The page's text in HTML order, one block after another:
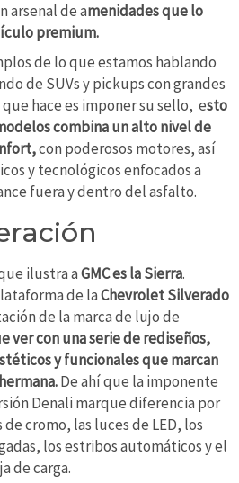
arsenal de amenidades que lo
premium.
de lo que estamos hablando
de SUVs y pickups con grandes
hace es imponer su sello, esto
combina un alto nivel de
con poderosos motores, así
y tecnológicos enfocados a
fuera y dentro del asfalto.
ilustra aGMC es la Sierra.
de laChevrolet Silverado
de la marca de lujo de
ver con una serie de rediseños,
y funcionales que marcan
De ahí que la imponente
Denali marque diferencia por
cromo, las luces de LED, los
los estribos automáticos y el
de carga.